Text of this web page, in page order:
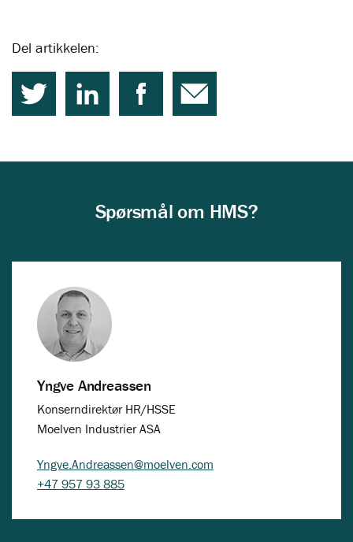
Del artikkelen:
Spørsmål om HMS?
Yngve Andreassen
Konserndirektør HR/HSSE
Moelven Industrier ASA
Yngve.Andreassen@moelven.com
+47 957 93 885